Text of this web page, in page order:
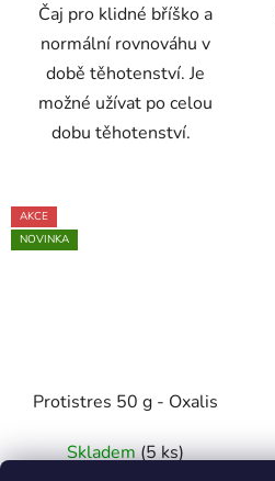
Čaj pro klidné bříško a
normální rovnováhu v
době těhotenství. Je
možné užívat po celou
dobu těhotenství.
AKCE
NOVINKA
Protistres 50 g - Oxalis
Skladem(5 ks)